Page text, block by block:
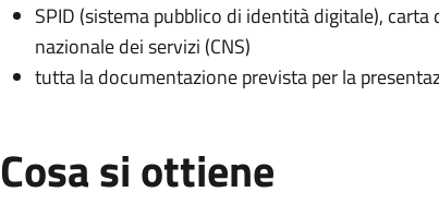
SPID (sistema pubblico di identità digitale), carta
nazionale dei servizi (CNS)
tutta la documentazione prevista per la
Cosa si ottiene